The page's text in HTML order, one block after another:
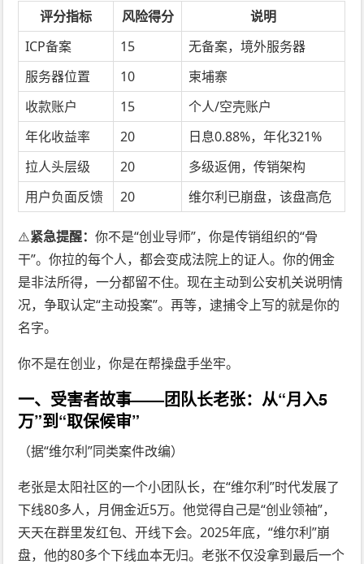
评分指标 风险得分
说明
ICP备案
15
无备案，境外服务器
服务器位置
10
柬埔寨
收款账户
15
个人/空壳账户
年化收益率
20
日息0.88%，年化321%
拉人头层级
20
多级返佣，传销架构
用户负面反馈
20 维尔利已崩盘，该盘高危
⚠️紧急提醒：你不是“创业导师”，你是传销组织的“骨
干”。你拉的每个人，都会变成法院上的证人。你的佣金
是非法所得，一分都留不住。现在主动到公安机关说明情
况，争取认定“主动投案”。再等，逮捕令上写的就是你的
名字。
你不是在创业，你是在帮操盘手坐牢。
一、受害者故事——团队长老张：从“月入5
万”到“取保候审”
（据“维尔利”同类案件改编）
老张是太阳社区的一个小团队长，在“维尔利”时代发展了
下线80多人，月佣金近5万。他觉得自己是“创业领袖”，
天天在群里发红包、开线下会。2025年底，“维尔利”崩
盘，他的80多个下线血本无归。老张不仅没拿到最后一个